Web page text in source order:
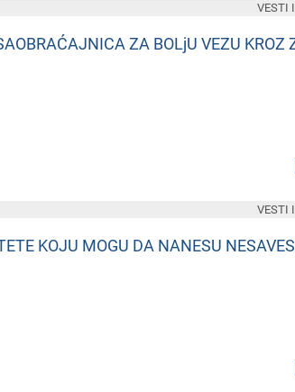
ZA BOLjU VEZU KROZ
VESTI
KOJU MOGU DA NANESU
VESTI